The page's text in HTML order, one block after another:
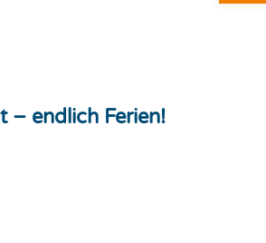
– endlich Ferien!